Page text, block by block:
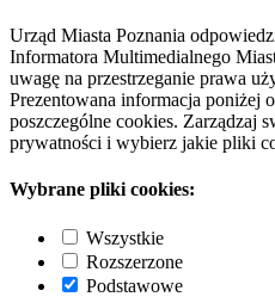
Urząd Miasta Poznania
Informatora Multimedialnego
uwagę na przestrzeganie prawa
Prezentowana informacja poniżej
poszczególne cookies. Zarządzaj
prywatności i wybierz jakie pliki
Wybrane pliki cookies:
Wszystkie
Rozszerzone
Podstawowe